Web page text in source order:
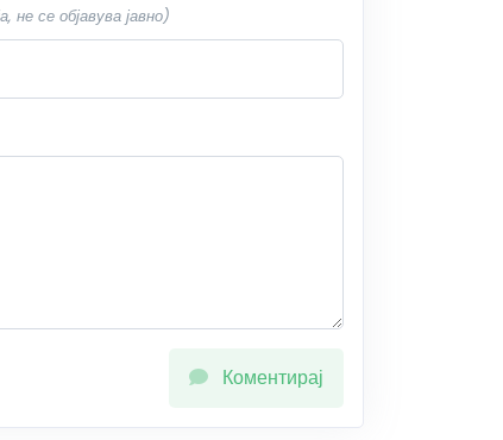
не се објавува јавно)
Коментирај